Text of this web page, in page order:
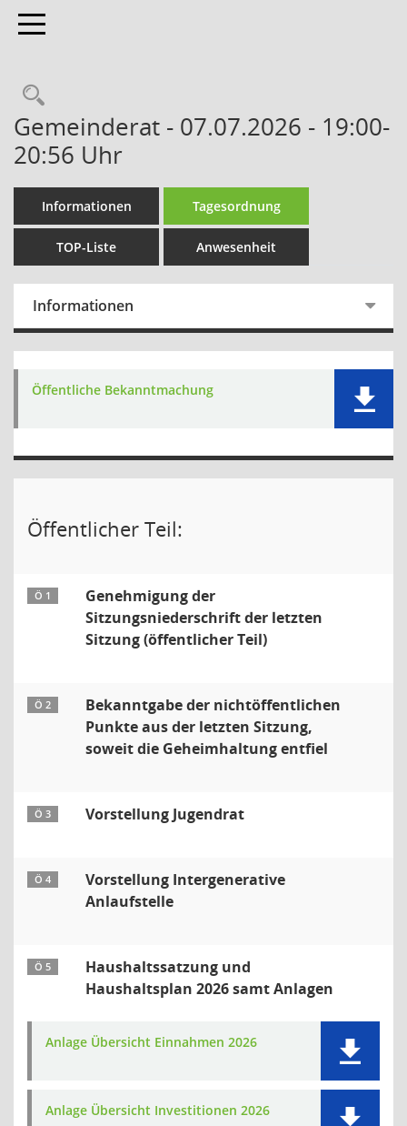
Toggle navigation
Gemeinderat - 07.07.2026 - 19:00-
20:56 Uhr
Informationen Tagesordnung
TOP-Liste Anwesenheit
Informationen
Öffentliche Bekanntmachung
Öffentlicher Teil:
Ö 1
Genehmigung der
Sitzungsniederschrift der letzten
Sitzung (öffentlicher Teil)
Ö 2
Bekanntgabe der nichtöffentlichen
Punkte aus der letzten Sitzung,
soweit die Geheimhaltung entfiel
Ö 3 Vorstellung Jugendrat
Ö 4
Vorstellung Intergenerative
Anlaufstelle
Ö 5
Haushaltssatzung und
Haushaltsplan 2026 samt Anlagen
Anlage Übersicht Einnahmen 2026
Anlage Übersicht Investitionen 2026